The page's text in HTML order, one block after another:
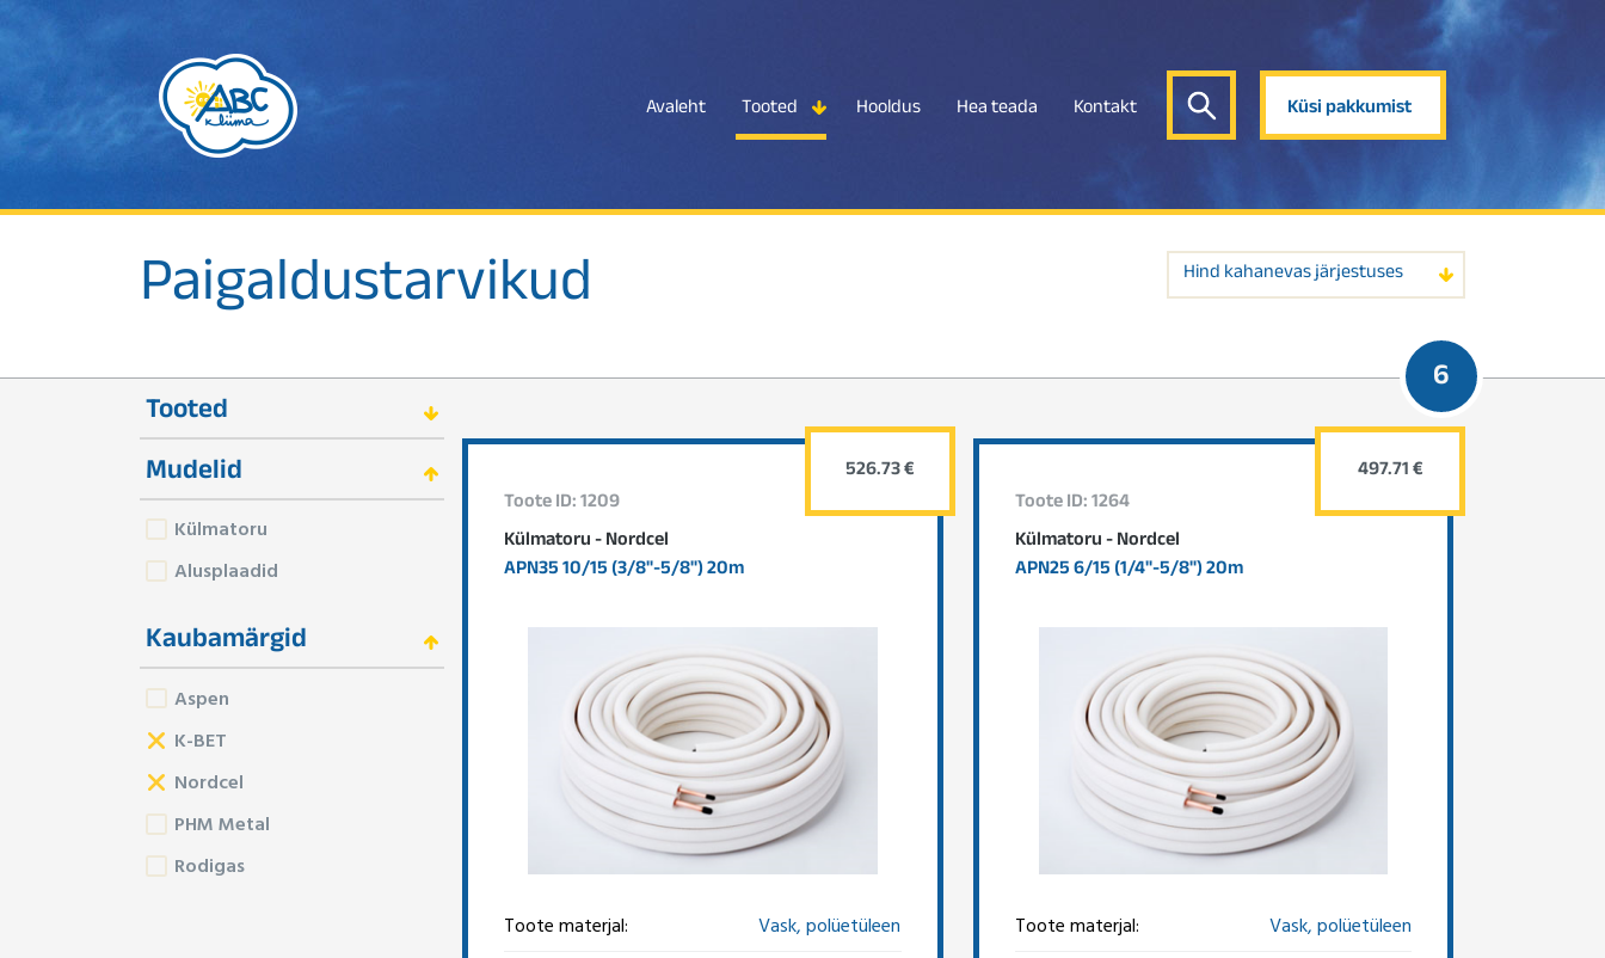
Avaleht Tooted Hooldus Hea teada Kontakt Küsi pakkumist
Paigaldustarvikud Hind kahanevas järjestuses
Tooted
Mudelid
Külmatoru
Alusplaadid
Kaubamärgid
Aspen
K-BET
Nordcel
PHM Metal
Rodigas
6
Toote ID: 1209
Külmatoru - Nordcel
APN35 10/15 (3/8"-5/8") 20m
Toote materjal: Vask, polüetüleen
526.73 €
Toote ID: 1264
Külmatoru - Nordcel
APN25 6/15 (1/4"-5/8") 20m
Toote materjal: Vask, polüetüleen
497.71 €